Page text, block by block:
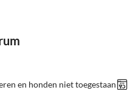
en honden niet toegestaan